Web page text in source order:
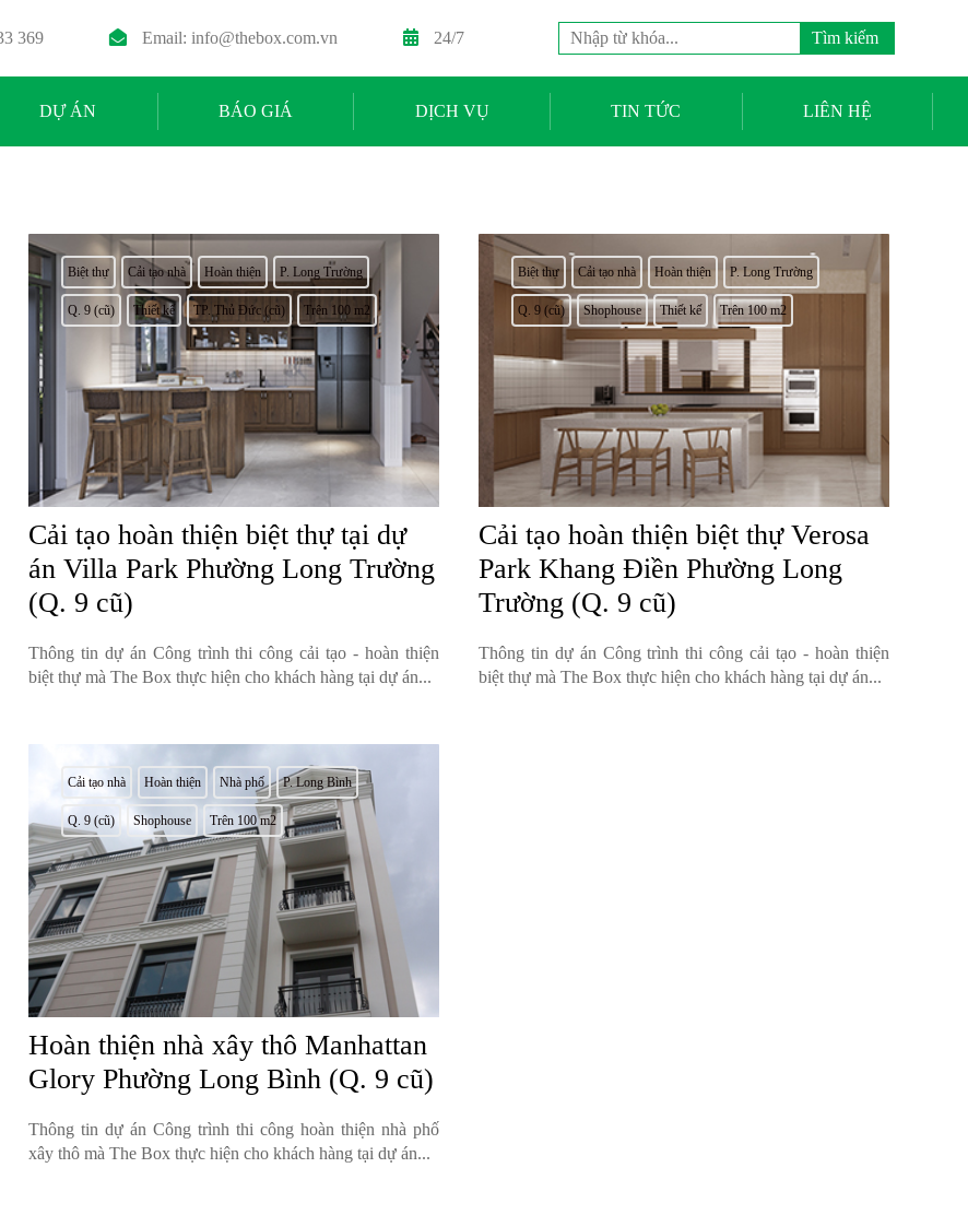
369 Email:info@thebox.com.vn 24/7
Tìm
kiếm
cho:
DỰ ÁN BÁO GIÁ DỊCH VỤ TIN TỨC LIÊN HỆ
Biệt thự Cải tạo nhà Hoàn thiện P. Long Trường
Q. 9 (cũ) Thiết kế TP. Thủ Đức (cũ) Trên 100 m2
Cải tạo hoàn thiện biệt thự tại dự
án Villa Park Phường Long Trường
(Q. 9 cũ)
Thông tin dự án Công trình thi công cải tạo - hoàn thiện
biệt thự mà The Box thực hiện cho khách hàng tại dự án...
Biệt thự Cải tạo nhà Hoàn thiện P. Long Trường
Q. 9 (cũ) Shophouse Thiết kế Trên 100 m2
Cải tạo hoàn thiện biệt thự Verosa
Park Khang Điền Phường Long
Trường (Q. 9 cũ)
Thông tin dự án Công trình thi công cải tạo - hoàn thiện
biệt thự mà The Box thực hiện cho khách hàng tại dự án...
Cải tạo nhà Hoàn thiện Nhà phố P. Long Bình
Q. 9 (cũ) Shophouse Trên 100 m2
Hoàn thiện nhà xây thô Manhattan
Glory Phường Long Bình (Q. 9 cũ)
Thông tin dự án Công trình thi công hoàn thiện nhà phố
xây thô mà The Box thực hiện cho khách hàng tại dự án...